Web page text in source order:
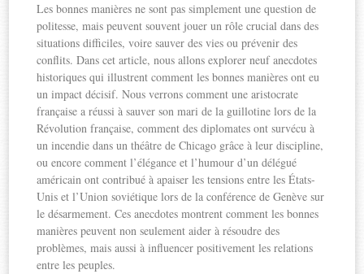
Les bonnes manières ne sont pas simplement une question de
politesse, mais peuvent souvent jouer un rôle crucial dans des
situations difficiles, voire sauver des vies ou prévenir des
conflits. Dans cet article, nous allons explorer neuf anecdotes
historiques qui illustrent comment les bonnes manières ont eu
un impact décisif. Nous verrons comment une aristocrate
française a réussi à sauver son mari de la guillotine lors de la
Révolution française, comment des diplomates ont survécu à
un incendie dans un théâtre de Chicago grâce à leur discipline,
ou encore comment l’élégance et l’humour d’un délégué
américain ont contribué à apaiser les tensions entre les États-
Unis et l’Union soviétique lors de la conférence de Genève sur
le désarmement. Ces anecdotes montrent comment les bonnes
manières peuvent non seulement aider à résoudre des
problèmes, mais aussi à influencer positivement les relations
entre les peuples.